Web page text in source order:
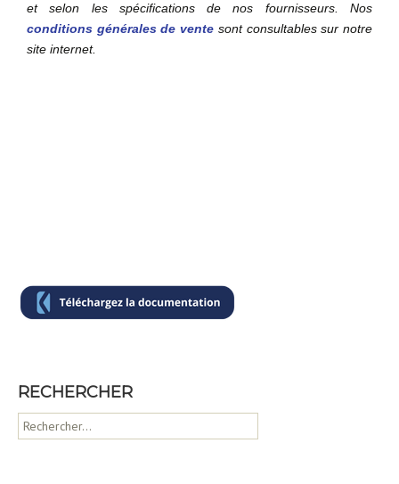
et selon les spécifications de nos fournisseurs. Nos
conditions générales de vente sont consultables sur notre
site internet.
RECHERCHER
R
e